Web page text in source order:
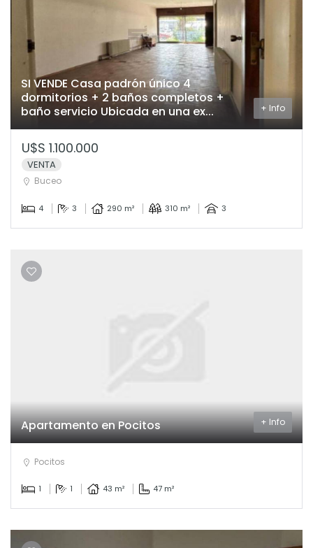
SI VENDE Casa padrón único 4
dormitorios + 2 baños completos +
baño servicio Ubicada en una ex...
+ Info
U$S 1.100.000
VENTA
Buceo
4 3 290 m² 310 m² 3
Apartamento en Pocitos + Info
Pocitos
1 1 43 m² 47 m²